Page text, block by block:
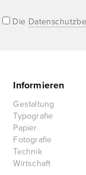
Die
Informieren
Gestaltung
Typografie
Papier
Fotografie
Technik
Wirtschaft